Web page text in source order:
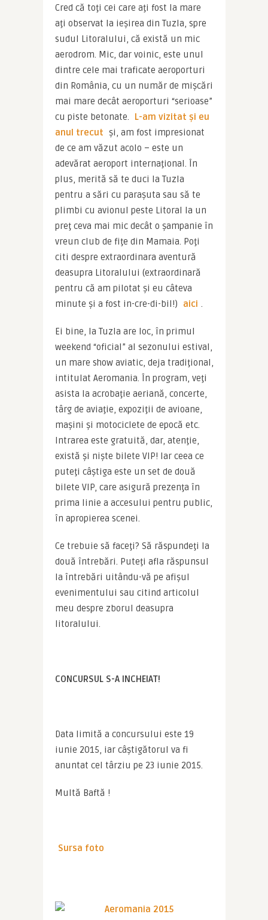
Cred că toţi cei care aţi fost la mare
aţi observat la ieşirea din Tuzla, spre
sudul Litoralului, că există un mic
aerodrom. Mic, dar voinic, este unul
dintre cele mai traficate aeroporturi
din România, cu un număr de mişcări
mai mare decât aeroporturi “serioase”
cu piste betonate.
L-am vizitat şi eu
anul trecut şi, am fost impresionat
de ce am văzut acolo – este un
adevărat aeroport internaţional. În
plus, merită să te duci la Tuzla
pentru a sări cu paraşuta sau să te
plimbi cu avionul peste Litoral la un
preţ ceva mai mic decât o şampanie în
vreun club de fiţe din Mamaia. Poţi
citi despre extraordinara aventură
deasupra Litoralului (extraordinară
pentru că am pilotat şi eu câteva
minute şi a fost in-cre-di-bil!)
aici .
Ei bine, la Tuzla are loc, în primul
weekend “oficial” al sezonului estival,
un mare show aviatic, deja tradiţional,
intitulat Aeromania. În program, veţi
asista la acrobaţie aeriană, concerte,
târg de aviaţie, expoziţii de avioane,
maşini şi motociclete de epocă etc.
Intrarea este gratuită, dar, atenţie,
există şi nişte bilete VIP! Iar ceea ce
puteţi câştiga este un set de două
bilete VIP, care asigură prezenţa în
prima linie a accesului pentru public,
în apropierea scenei.
Ce trebuie să faceţi? Să răspundeţi la
două întrebări. Puteţi afla răspunsul
la întrebări uitându-vă pe afişul
evenimentului sau citind articolul
meu despre zborul deasupra
litoralului.
CONCURSUL S-A INCHEIAT!
Data limită a concursului este 19
iunie 2015, iar câştigătorul va fi
anuntat cel târziu pe 23 iunie 2015.
Multă Baftă !
Sursa foto